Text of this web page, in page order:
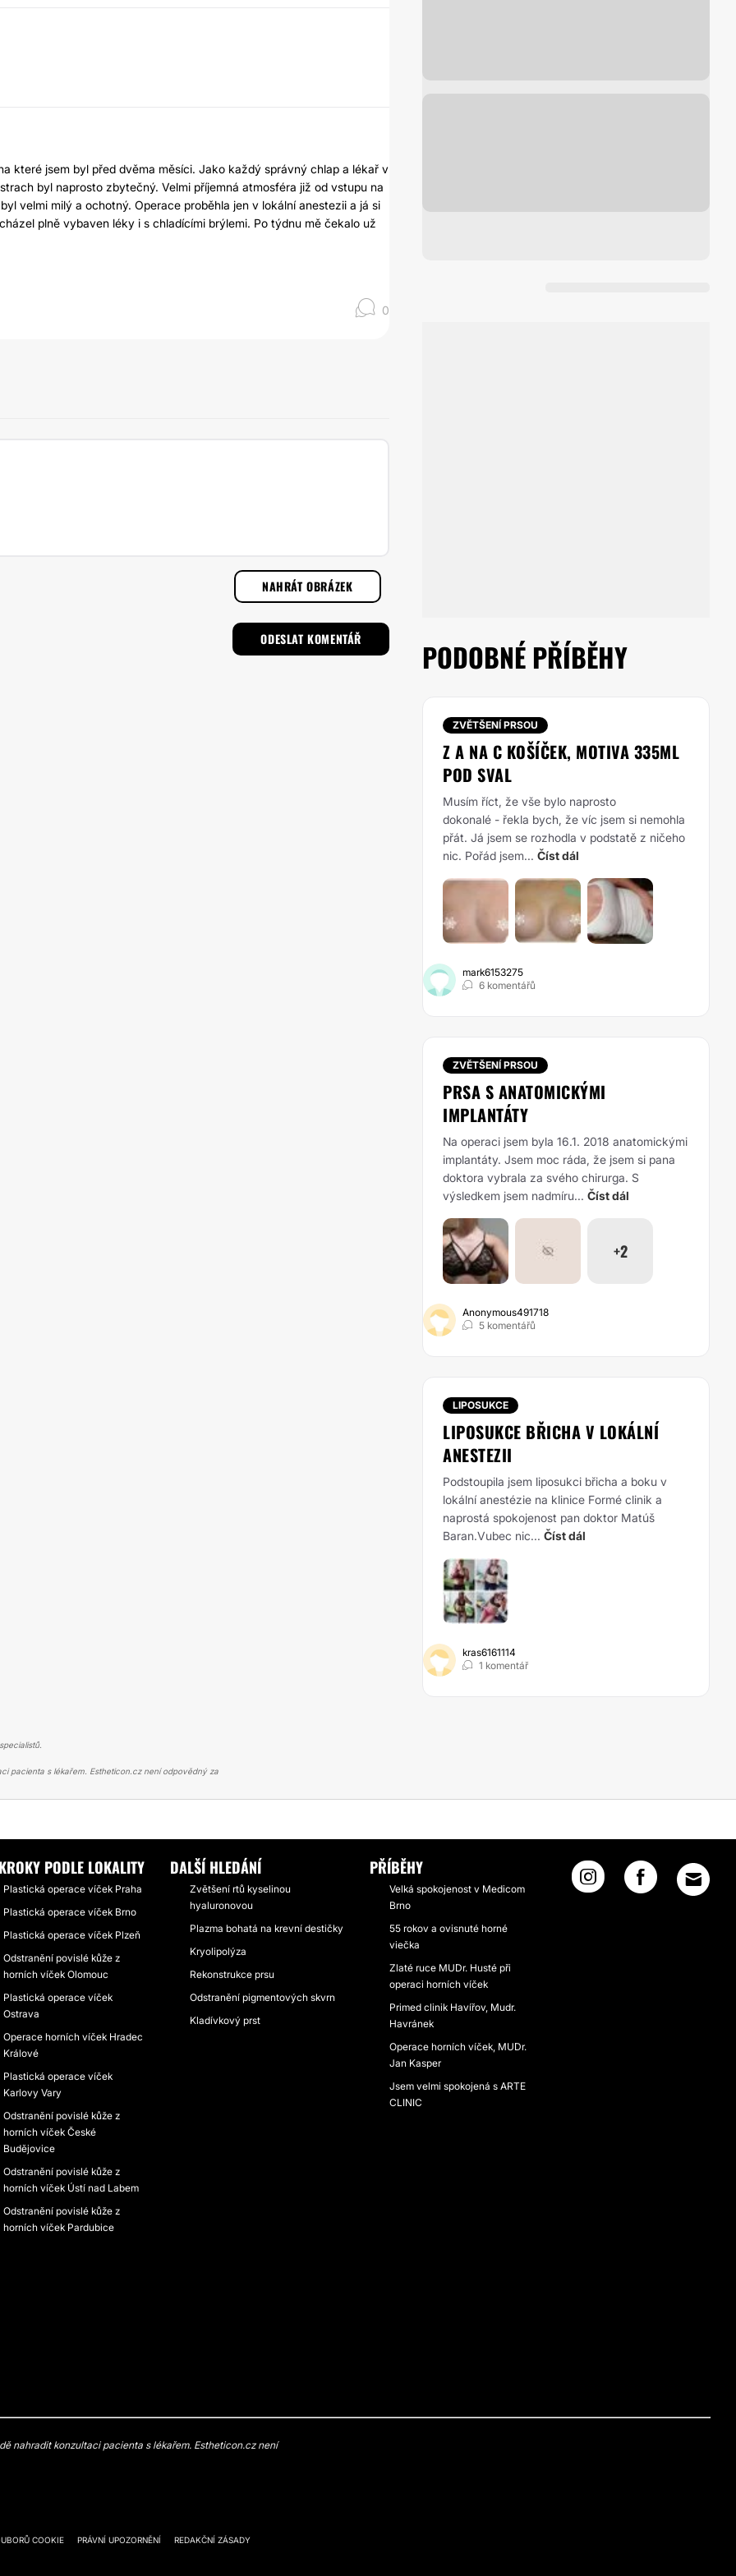
které jsem byl před dvěma měsíci. Jako každý správný chlap a lékař v
byl naprosto zbytečný. Velmi příjemná atmosféra již od vstupu na
velmi milý a ochotný. Operace proběhla jen v lokální anestezii a já si
plně vybaven léky i s chladícími brýlemi. Po týdnu mě čekalo už
0
NAHRÁT OBRÁZEK
PODOBNÉ PŘÍBĚHY
ZVĚTŠENÍ PRSOU
Z A NA C KOŠÍČEK, MOTIVA 335ML
POD SVAL
Musím říct, že vše bylo naprosto
dokonalé - řekla bych, že víc jsem si nemohla
přát. Já jsem se rozhodla v podstatě z ničeho
nic. Pořád jsem... Číst dál
mark6153275
6 komentářů
ZVĚTŠENÍ PRSOU
PRSA S ANATOMICKÝMI
IMPLANTÁTY
Na operaci jsem byla 16.1. 2018 anatomickými
implantáty. Jsem moc ráda, že jsem si pana
doktora vybrala za svého chirurga. S
výsledkem jsem nadmíru... Číst dál
+2
Anonymous491718
5 komentářů
LIPOSUKCE
LIPOSUKCE BŘICHA V LOKÁLNÍ
ANESTEZII
Podstoupila jsem liposukci břicha a boku v
lokální anestézie na klinice Formé clinik a
naprostá spokojenost pan doktor Matúš
Baran.Vubec nic... Číst dál
kras6161114
1 komentář
pacienta s lékařem. Estheticon.cz není odpovědný za
VÍČEK
PODLE LOKALITY
Plastická operace víček Praha
Plastická operace víček Brno
Plastická operace víček Plzeň
Odstranění povislé kůže z
horních víček Olomouc
Plastická operace víček
Ostrava
Operace horních víček Hradec
Králové
Plastická operace víček
Karlovy Vary
Odstranění povislé kůže z
horních víček České
Budějovice
Odstranění povislé kůže z
horních víček Ústí nad Labem
Odstranění povislé kůže z
horních víček Pardubice
DALŠÍ HLEDÁNÍ
Zvětšení rtů kyselinou
hyaluronovou
Plazma bohatá na krevní destičky
Kryolipolýza
Rekonstrukce prsu
Odstranění pigmentových skvrn
Kladívkový prst
PŘÍBĚHY
Velká spokojenost v Medicom
Brno
55 rokov a ovisnuté horné
viečka
Zlaté ruce MUDr. Husté při
operaci horních víček
Primed clinik Havířov, Mudr.
Havránek
Operace horních víček, MUDr.
Jan Kasper
Jsem velmi spokojená s ARTE
CLINIC
nahradit konzultaci pacienta s lékařem. Estheticon.cz není
COOKIE PRÁVNÍ UPOZORNĚNÍ REDAKČNÍ ZÁSADY